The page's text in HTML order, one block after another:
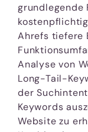
grundlegende
Ahrefs tiefere
Analyse von
Long-Tail-
der
Keywords
Website zu